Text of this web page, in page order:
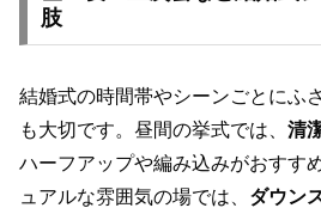
肢
結婚式の時間帯やシーンごとにふ
も大切です。昼間の挙式では、 清
ハーフアップや編み込みがおすす
ュアルな雰囲気の場では、 ダウン